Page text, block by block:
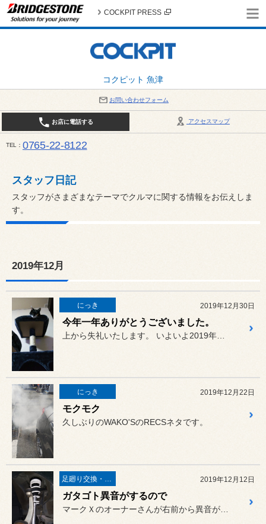
コクピット 魚津
COCKPIT PRESS
お問い合わせフォーム
アクセスマップ
お店に電話する
TEL 0765-22-8122
スタッフ日記
スタッフがさまざまなテーマでクルマに関する情報をお伝えしま
す。
2019年12月
にっき 2019年12月30日
今年一年ありがとうございました。
にっき 2019年12月22日
モクモク
久しぶりのWAKO'SのRECSネタです。
2019年12月12日
ガタゴト異音がするので